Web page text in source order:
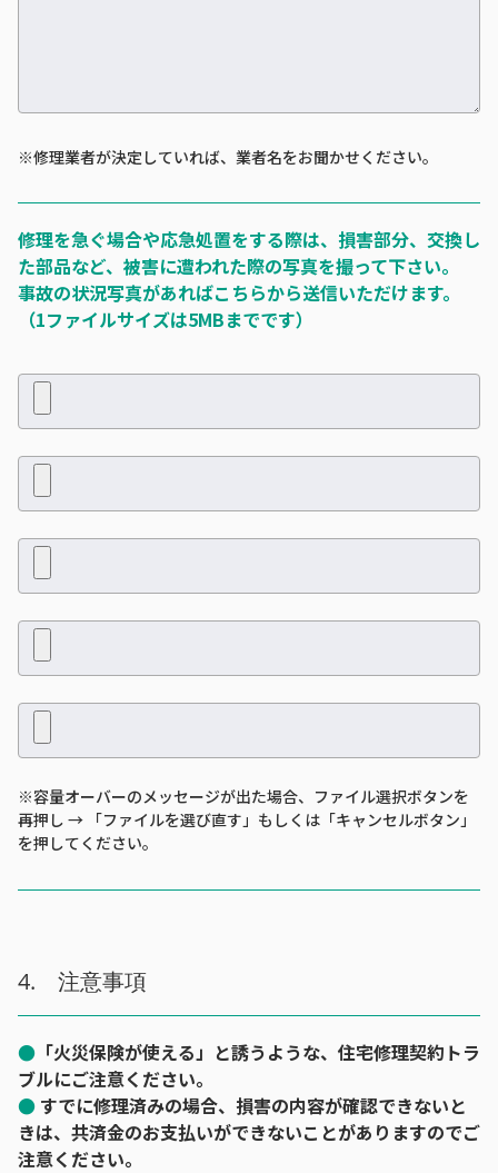
※修理業者が決定していれば、業者名をお聞かせください。
修理を急ぐ場合や応急処置をする際は、損害部分、交換し
た部品など、被害に遭われた際の写真を撮って下さい。
事故の状況写真があればこちらから送信いただけます。
（1ファイルサイズは5MBまでです）
※容量オーバーのメッセージが出た場合、ファイル選択ボタンを
再押し → 「ファイルを選び直す」もしくは「キャンセルボタン」
を押してください。
4. 注意事項
● 「火災保険が使える」と誘うような、住宅修理契約トラ
ブルにご注意ください。
● すでに修理済みの場合、損害の内容が確認できないと
きは、共済金のお支払いができないことがありますのでご
注意ください。